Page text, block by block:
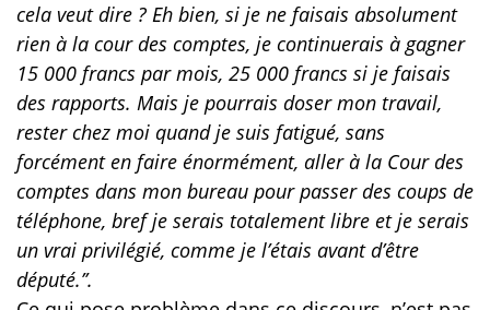
cela veut dire ? Eh bien, si je ne faisais absolument
rien à la cour des comptes, je continuerais à gagner
15 000 francs par mois, 25 000 francs si je faisais
des rapports. Mais je pourrais doser mon travail,
rester chez moi quand je suis fatigué, sans
forcément en faire énormément, aller à la Cour des
comptes dans mon bureau pour passer des coups de
téléphone, bref je serais totalement libre et je serais
un vrai privilégié, comme je l’étais avant d’être
député.’’.